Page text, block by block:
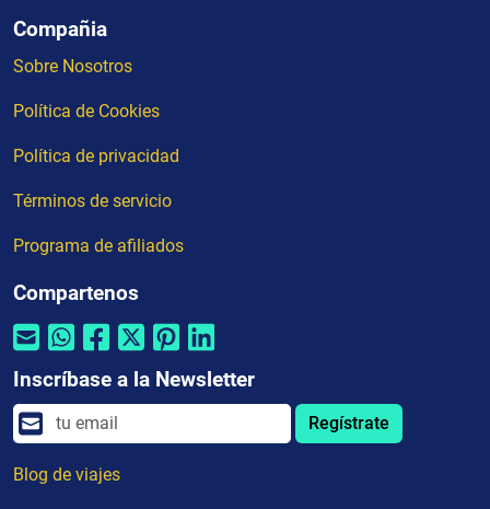
Compañia
Sobre Nosotros
Política de Cookies
Política de privacidad
Términos de servicio
Programa de afiliados
Compartenos
Inscríbase a la Newsletter
Regístrate
Blog de viajes